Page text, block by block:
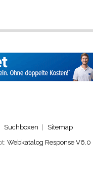
Suchboxen
Sitemap
Webkatalog Response V6.0